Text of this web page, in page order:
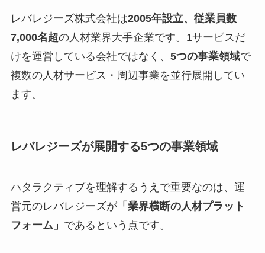
レバレジーズ株式会社は2005年設立、従業員数
7,000名超の人材業界大手企業です。1サービスだ
けを運営している会社ではなく、 5つの事業領域で
複数の人材サービス・周辺事業を並行展開してい
ます。
レバレジーズが展開する5つの事業領域
ハタラクティブを理解するうえで重要なのは、運
営元のレバレジーズが「業界横断の人材プラット
フォーム」 であるという点です。